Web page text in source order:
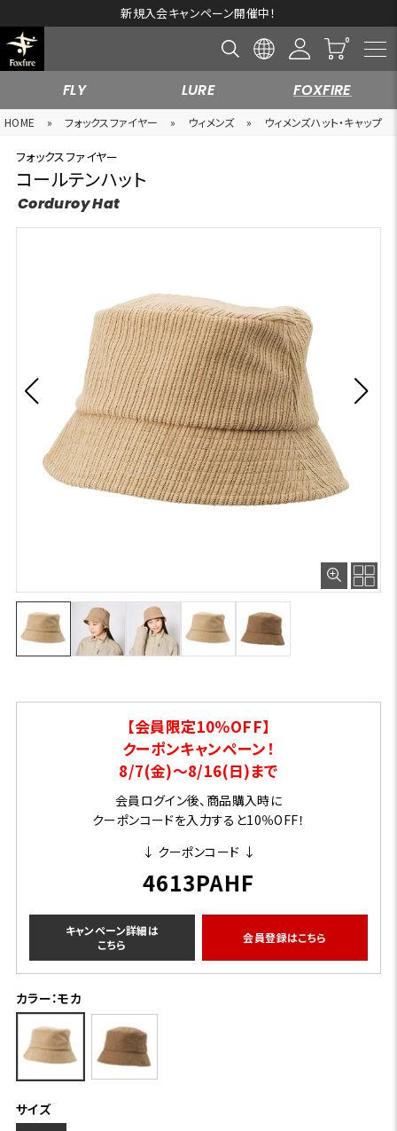
新規入会キャンペーン開催中！
FLY LURE FOXFIRE
HOME » フォックスファイヤー » ウィメンズ » ウィメンズハット・キャップ
フォックスファイヤー
コールテンハット
Corduroy Hat
【会員限定10％OFF】
クーポンキャンペーン！
8/7(金)～8/16(日)まで
会員ログイン後、商品購入時に
クーポンコードを入力すると10％OFF！
↓ クーポンコード ↓
4613PAHF
キャンペーン詳細は
こちら
会員登録はこちら
カラー：モカ
サイズ